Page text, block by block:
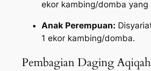
ekor kambing/domba yang
Anak Perempuan:
1 ekor kambing/domba.
Pembagian Daging Aqiqah